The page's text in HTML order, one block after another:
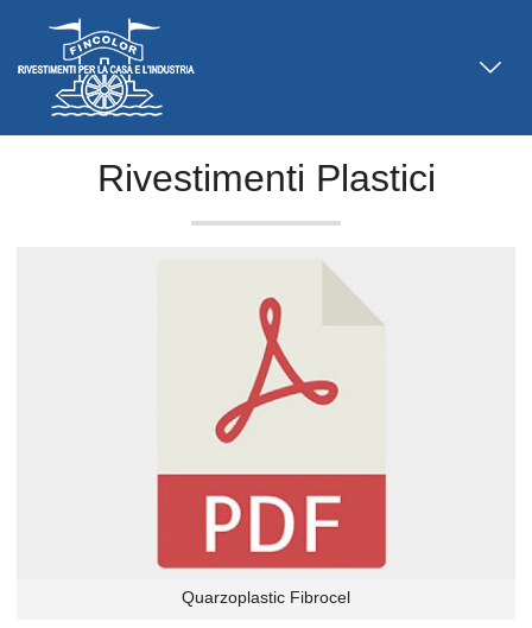
Rivestimenti Plastici
Quarzoplastic Fibrocel